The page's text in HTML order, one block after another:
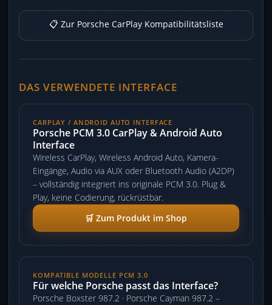
📋 Zur Porsche CarPlay Kompatibilitätsliste
DAS VERWENDETE INTERFACE
CARPLAY / ANDROID AUTO INTERFACE
Porsche PCM 3.0 CarPlay & Android Auto
Interface
Wireless CarPlay, Wireless Android Auto, Kamera-
Eingänge, Audio via AUX oder Bluetooth Audio (A2DP)
– vollständig integriert ins originale PCM 3.0. Plug &
Play, keine Codierung, rückrüstbar.
🛒 Zum Produkt im Shop
KOMPATIBLE MODELLE PCM 3.0
Für welche Porsche passt das Interface?
Porsche Boxster 987.2 · Porsche Cayman 987.2 –